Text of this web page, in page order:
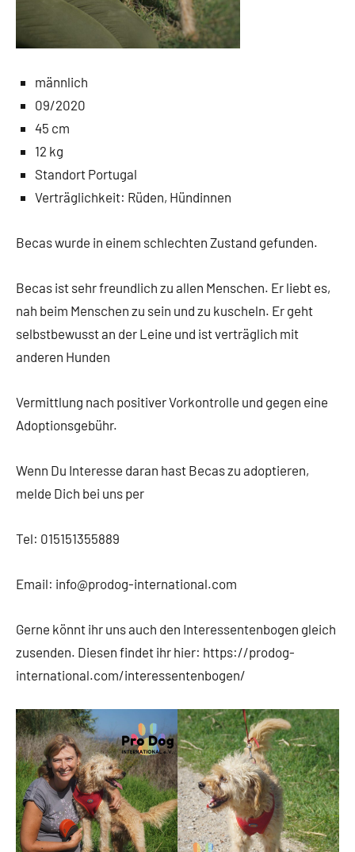
männlich
09/2020
45 cm
12 kg
Standort Portugal
Verträglichkeit: Rüden, Hündinnen
Becas wurde in einem schlechten Zustand gefunden.
Becas ist sehr freundlich zu allen Menschen. Er liebt es,
nah beim Menschen zu sein und zu kuscheln. Er geht
selbstbewusst an der Leine und ist verträglich mit
anderen Hunden
Vermittlung nach positiver Vorkontrolle und gegen eine
Adoptionsgebühr.
Wenn Du Interesse daran hast Becas zu adoptieren,
melde Dich bei uns per
Tel: 015151355889
Email: info@prodog-international.com
Gerne könnt ihr uns auch den Interessentenbogen gleich
zusenden. Diesen findet ihr hier: https://prodog-
international.com/interessentenbogen/